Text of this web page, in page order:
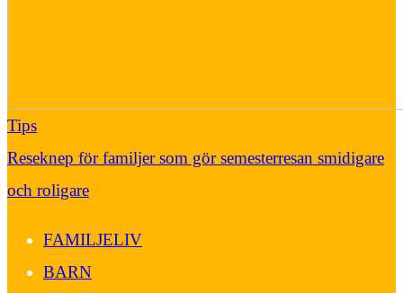
Tips
Reseknep för familjer som gör semesterresan smidigare
och roligare
FAMILJELIV
BARN